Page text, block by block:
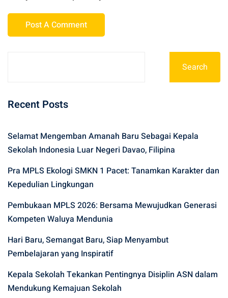
Search
Recent Posts
Selamat Mengemban Amanah Baru Sebagai Kepala
Sekolah Indonesia Luar Negeri Davao, Filipina
Pra MPLS Ekologi SMKN 1 Pacet: Tanamkan Karakter dan
Kepedulian Lingkungan
Pembukaan MPLS 2026: Bersama Mewujudkan Generasi
Kompeten Waluya Mendunia
Hari Baru, Semangat Baru, Siap Menyambut
Pembelajaran yang Inspiratif
Kepala Sekolah Tekankan Pentingnya Disiplin ASN dalam
Mendukung Kemajuan Sekolah